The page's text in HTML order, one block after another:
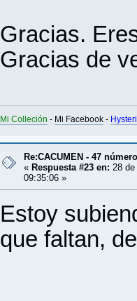
Gracias.
Gracias de
Mi Colleción - Mi Facebook -
Re:CACUMEN - 47
« Respuesta #23 en: 28
09:35:06 »
Estoy
que faltan,